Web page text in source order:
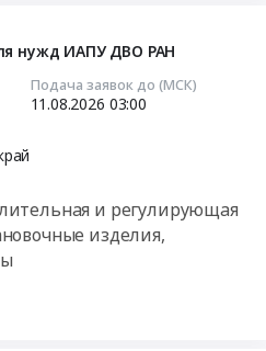
нужд ИАПУ ДВО РАН
Подача заявок до (МСК)
11.08.2026 03:00
и регулирующая
изделия,